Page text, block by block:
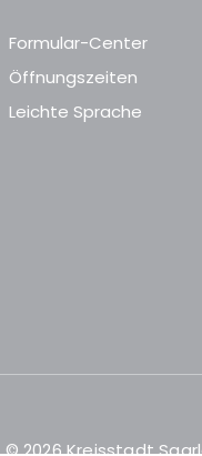
Formular-Center
Öffnungszeiten
Leichte Sprache
2026 Kreisstadt